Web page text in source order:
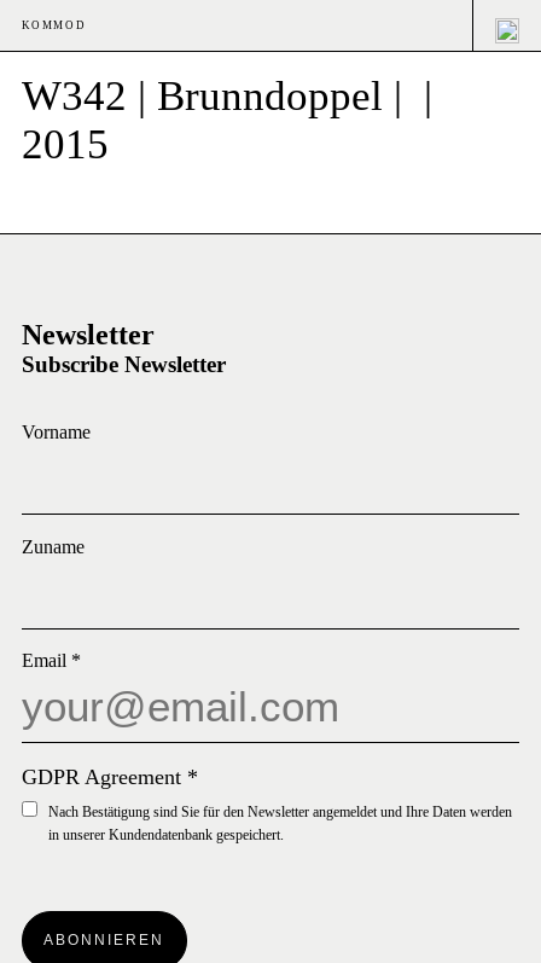
KOMMOD
W342 | Brunndoppel | |
2015
Newsletter
Subscribe Newsletter
Vorname
Zuname
Email *
GDPR Agreement *
Nach Bestätigung sind Sie für den Newsletter angemeldet und Ihre Daten werden
in unserer Kundendatenbank gespeichert.
ABONNIEREN